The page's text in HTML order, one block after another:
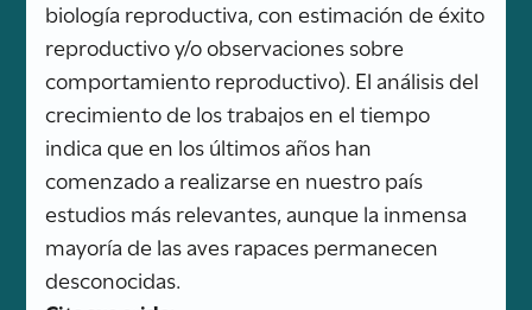
biología reproductiva, con estimación de éxito
reproductivo y/o observaciones sobre
comportamiento reproductivo). El análisis del
crecimiento de los trabajos en el tiempo
indica que en los últimos años han
comenzado a realizarse en nuestro país
estudios más relevantes, aunque la inmensa
mayoría de las aves rapaces permanecen
desconocidas.